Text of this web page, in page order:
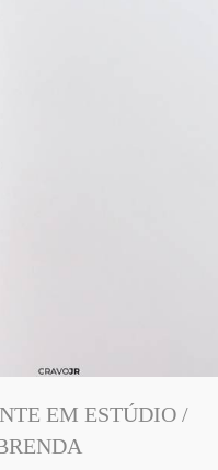
EM ESTÚDIO /